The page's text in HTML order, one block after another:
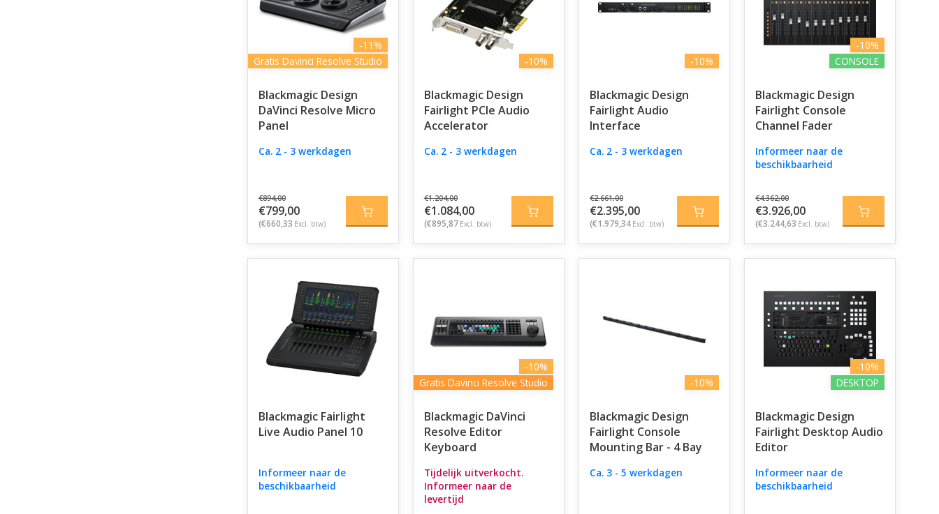
-11%
Gratis Davinci Resolve Studio
Blackmagic Design
DaVinci Resolve Micro
Panel
Ca. 2 - 3 werkdagen
€894,00
€799,00
(€660,33 Excl. btw)
-10%
Blackmagic Design
Fairlight PCIe Audio
Accelerator
Ca. 2 - 3 werkdagen
€1.204,00
€1.084,00
(€895,87 Excl. btw)
-10%
Blackmagic Design
Fairlight Audio
Interface
Ca. 2 - 3 werkdagen
€2.661,00
€2.395,00
(€1.979,34 Excl. btw)
-10%
CONSOLE
Blackmagic Design
Fairlight Console
Channel Fader
Informeer naar de
beschikbaarheid
€4.362,00
€3.926,00
(€3.244,63 Excl. btw)
Blackmagic Fairlight
Live Audio Panel 10
Informeer naar de
beschikbaarheid
-10%
Gratis Davinci Resolve Studio
Blackmagic DaVinci
Resolve Editor
Keyboard
Tijdelijk uitverkocht.
Informeer naar de
levertijd
-10%
Blackmagic Design
Fairlight Console
Mounting Bar - 4 Bay
Ca. 3 - 5 werkdagen
-10%
DESKTOP
Blackmagic Design
Fairlight Desktop Audio
Editor
Informeer naar de
beschikbaarheid